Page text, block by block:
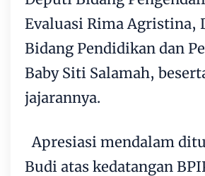
Evaluasi Rima Agristina,
Bidang Pendidikan dan
Baby Siti Salamah,
jajarannya.
Apresiasi mendalam
Budi atas kedatangan